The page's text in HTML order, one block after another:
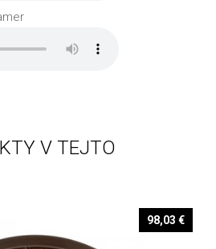
V TEJTO
98,03 €